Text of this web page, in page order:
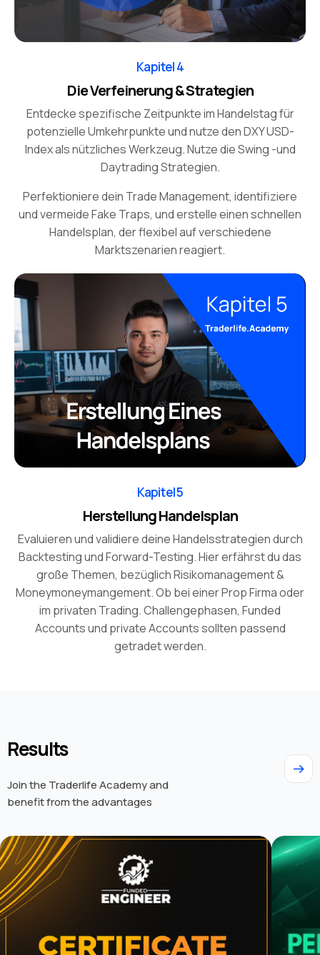
Kapitel 4
Die Verfeinerung & Strategien
Entdecke spezifische Zeitpunkte im Handelstag für
potenzielle Umkehrpunkte und nutze den DXY USD-
Index als nützliches Werkzeug. Nutze die Swing -und
Daytrading Strategien.
Perfektioniere dein Trade Management, identifiziere
und vermeide Fake Traps, und erstelle einen schnellen
Handelsplan, der flexibel auf verschiedene
Marktszenarien reagiert.
Kapitel 5
Herstellung Handelsplan
Evaluieren und validiere deine Handelsstrategien durch
Backtesting und Forward-Testing. Hier erfährst du das
große Themen, bezüglich Risikomanagement &
Moneymoneymangement. Ob bei einer Prop Firma oder
im privaten Trading. Challengephasen, Funded
Accounts und private Accounts sollten passend
getradet werden.
Results
Join the Traderlife Academy and
benefit from the advantages